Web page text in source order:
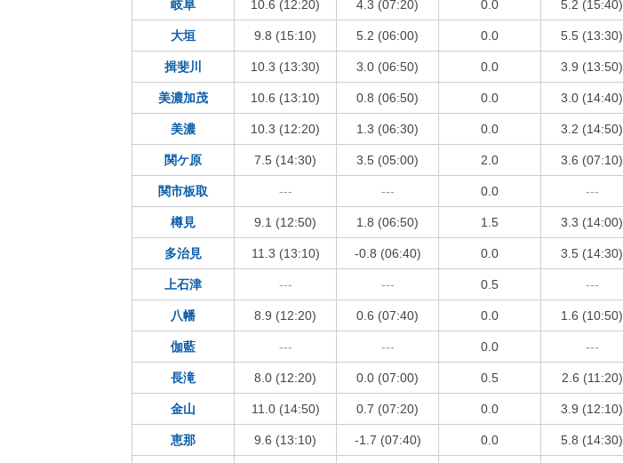
岐阜 10.6 (12:20) 4.3 (07:20) 0.0 5.2 (15:40)
大垣 9.8 (15:10) 5.2 (06:00) 0.0 5.5 (13:30)
揖斐川 10.3 (13:30) 3.0 (06:50) 0.0 3.9 (13:50)
美濃加茂 10.6 (13:10) 0.8 (06:50) 0.0 3.0 (14:40)
美濃 10.3 (12:20) 1.3 (06:30) 0.0 3.2 (14:50)
関ケ原 7.5 (14:30) 3.5 (05:00) 2.0 3.6 (07:10)
関市板取 --- --- 0.0 ---
樽見 9.1 (12:50) 1.8 (06:50) 1.5 3.3 (14:00)
多治見 11.3 (13:10) -0.8 (06:40) 0.0 3.5 (14:30)
上石津 --- --- 0.5 ---
八幡 8.9 (12:20) 0.6 (07:40) 0.0 1.6 (10:50)
伽藍 --- --- 0.0 ---
長滝 8.0 (12:20) 0.0 (07:00) 0.5 2.6 (11:20)
金山 11.0 (14:50) 0.7 (07:20) 0.0 3.9 (12:10)
恵那 9.6 (13:10) -1.7 (07:40) 0.0 5.8 (14:30)